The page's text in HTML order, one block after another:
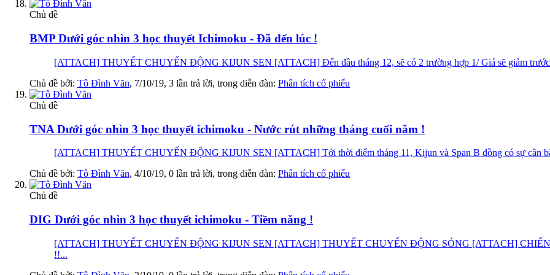
Chủ đề
BMP Dưới góc nhìn 3 học thuyết Ichimoku - Đã đến lúc !
[ATTACH] THUYẾT CHUYỂN ĐỘNG KIJUN SEN [ATTACH] Đến đầu tháng 12, sẽ có 2 trường hợp 1/ Giá sẽ giảm trước
Chủ đề bởi: Tô Đình Văn, 7/10/19, 3 lần trả lời, trong diễn đàn: Phân tích cổ phiếu
Chủ đề
TNA Dưới góc nhìn 3 học thuyết ichimoku - Nước rút những tháng cuối năm !
[ATTACH] THUYẾT CHUYỂN ĐỘNG KIJUN SEN [ATTACH] Tới thời điểm tháng 11, Kijun và Span B đồng có sự cân
Chủ đề bởi: Tô Đình Văn, 4/10/19, 0 lần trả lời, trong diễn đàn: Phân tích cổ phiếu
Chủ đề
DIG Dưới góc nhìn 3 học thuyết ichimoku - Tiềm năng !
[ATTACH] THUYẾT CHUYỂN ĐỘNG KIJUN SEN [ATTACH] THUYẾT CHUYỂN ĐỘNG SÓNG [ATTACH] CHIẾN
!!...